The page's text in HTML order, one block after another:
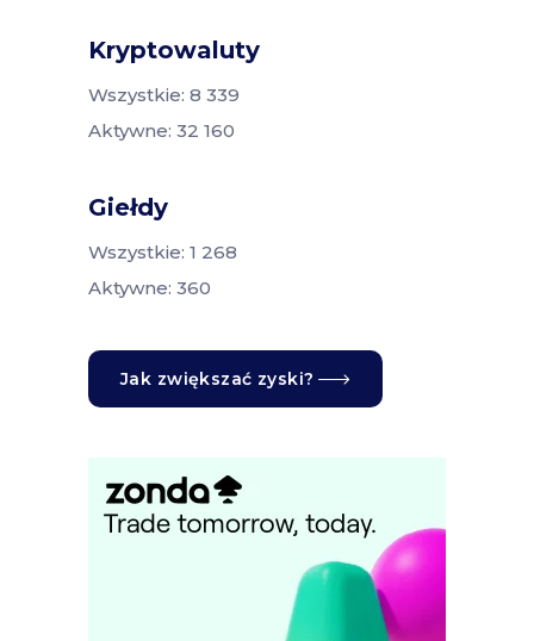
Kryptowaluty
Wszystkie: 8 339
Aktywne: 32 160
Giełdy
Wszystkie: 1 268
Aktywne: 360
Jak zwiększać zyski?